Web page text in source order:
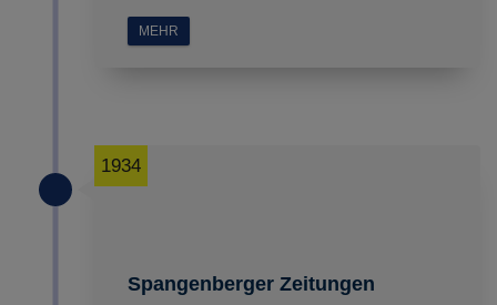
MEHR
Spangenberger Zeitungen
1934